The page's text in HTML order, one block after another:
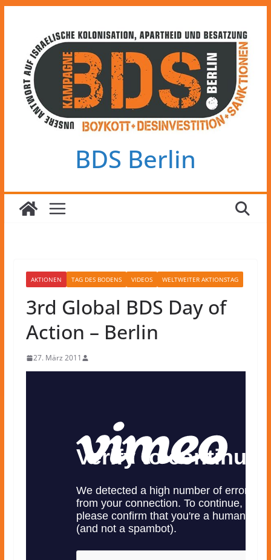
springen
BDS Berlin
AKTIONEN TAG DES BODENS VIDEOS WELTWEITER AKTIONSTAG
3rd Global BDS Day of
Action – Berlin
27. März 2011